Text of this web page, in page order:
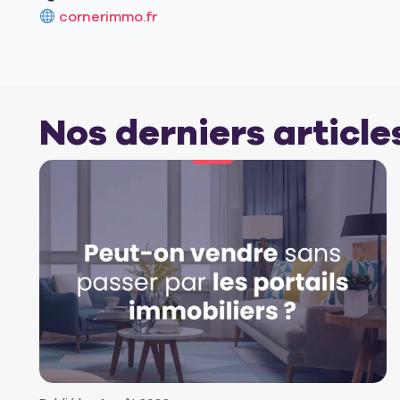
cornerimmo.fr
Nos derniers